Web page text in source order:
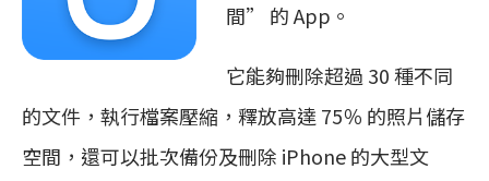
間” 的 App。
它能夠刪除超過 30 種不同
的文件，執行檔案壓縮，釋放高達 75％ 的照片儲存
空間，還可以批次備份及刪除 iPhone 的大型文